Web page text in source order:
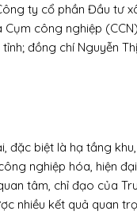
ty cổ phần Đầu tư
công nghiệp
đồng chí Nguyễn
đặc biệt là hạ tầng
nghiệp hóa, hiện
tâm, chỉ đạo của
nhiều kết quả quan